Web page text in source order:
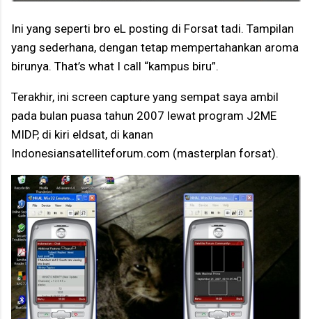
Ini yang seperti bro eL posting di Forsat tadi. Tampilan
yang sederhana, dengan tetap mempertahankan aroma
birunya. That’s what I call “kampus biru”.
Terakhir, ini screen capture yang sempat saya ambil
pada bulan puasa tahun 2007 lewat program J2ME
MIDP, di kiri eldsat, di kanan
Indonesiansatelliteforum.com (masterplan forsat).